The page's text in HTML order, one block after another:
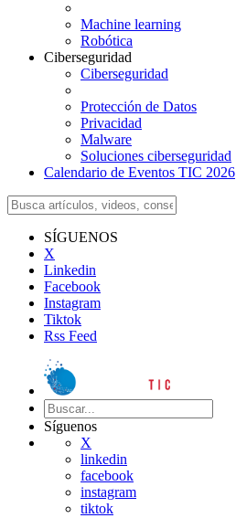
Machine learning
Robótica
Ciberseguridad
Ciberseguridad
Protección de Datos
Privacidad
Malware
Soluciones ciberseguridad
Calendario de Eventos TIC 2026
SÍGUENOS
X
Linkedin
Facebook
Instagram
Tiktok
Rss Feed
Síguenos
X
linkedin
facebook
instagram
tiktok